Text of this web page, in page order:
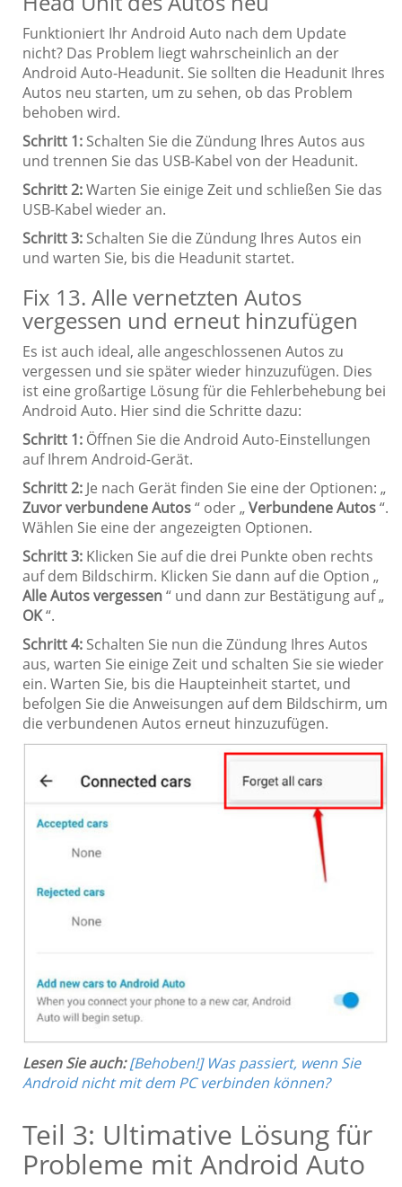
Funktioniert Ihr Android Auto nach dem Update
nicht? Das Problem liegt wahrscheinlich an der
Android Auto-Headunit. Sie sollten die Headunit Ihres
Autos neu starten, um zu sehen, ob das Problem
behoben wird.
Schritt 1: Schalten Sie die Zündung Ihres Autos aus
und trennen Sie das USB-Kabel von der Headunit.
Schritt 2:Warten Sie einige Zeit und schließen Sie das
USB-Kabel wieder an.
Schritt 3: Schalten Sie die Zündung Ihres Autos ein
und warten Sie, bis die Headunit startet.
Fix 13. Alle vernetzten Autos
vergessen und erneut hinzufügen
Es ist auch ideal, alle angeschlossenen Autos zu
vergessen und sie später wieder hinzuzufügen. Dies
ist eine großartige Lösung für die Fehlerbehebung bei
Android Auto. Hier sind die Schritte dazu:
Schritt 1: Öffnen Sie die Android Auto-Einstellungen
auf Ihrem Android-Gerät.
Schritt 2: Je nach Gerät finden Sie eine der Optionen: „
Zuvor verbundene Autos“ oder „Verbundene Autos“.
Wählen Sie eine der angezeigten Optionen.
Schritt 3: Klicken Sie auf die drei Punkte oben rechts
auf dem Bildschirm. Klicken Sie dann auf die Option „
Alle Autos vergessen“ und dann zur Bestätigung auf „
OK“.
Schritt 4: Schalten Sie nun die Zündung Ihres Autos
aus, warten Sie einige Zeit und schalten Sie sie wieder
ein. Warten Sie, bis die Haupteinheit startet, und
befolgen Sie die Anweisungen auf dem Bildschirm, um
die verbundenen Autos erneut hinzuzufügen.
Lesen Sie auch: [Behoben!] Was passiert, wenn Sie
Android nicht mit dem PC verbinden können?
Teil 3: Ultimative Lösung für
Probleme mit Android Auto